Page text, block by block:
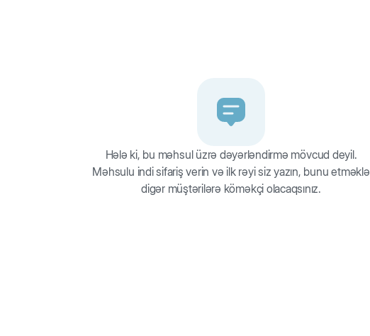
Hələ ki, bu məhsul üzrə dəyərləndirmə mövcud deyil.
Məhsulu indi sifariş verin və ilk rəyi siz yazın, bunu etməklə
digər müştərilərə köməkçi olacaqsınız.